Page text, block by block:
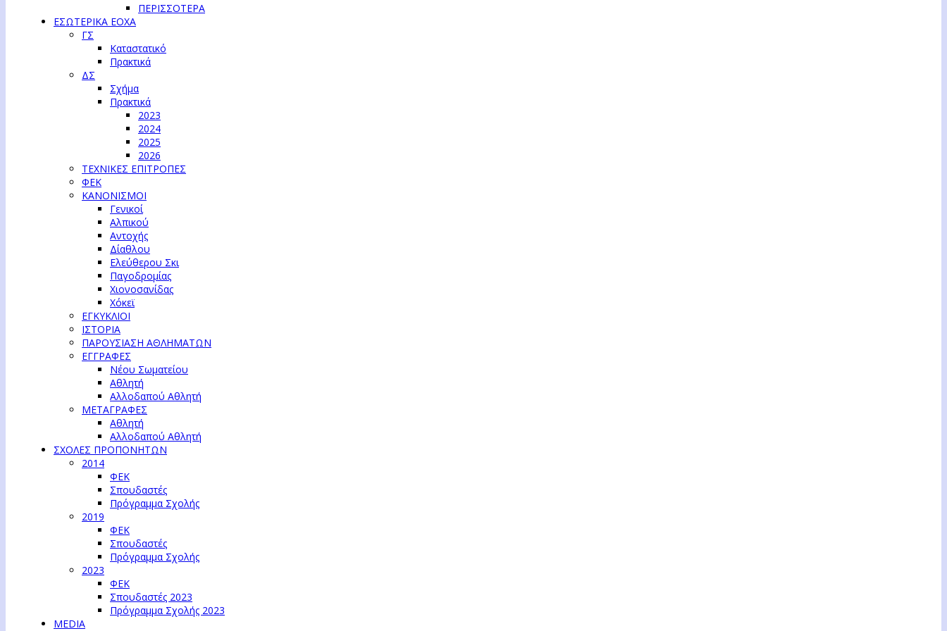
ΠΕΡΙΣΣΟΤΕΡΑ
ΕΣΩΤΕΡΙΚΑ ΕΟΧΑ
ΓΣ
Καταστατικό
Πρακτικά
ΔΣ
Σχήμα
Πρακτικά
2023
2024
2025
2026
ΤΕΧΝΙΚΕΣ ΕΠΙΤΡΟΠΕΣ
ΦΕΚ
ΚΑΝΟΝΙΣΜΟΙ
Γενικοί
Αλπικού
Αντοχής
Δίαθλου
Ελεύθερου Σκι
Παγοδρομίας
Χιονοσανίδας
Χόκεϊ
ΕΓΚΥΚΛΙΟΙ
ΙΣΤΟΡΙΑ
ΠΑΡΟΥΣΙΑΣΗ ΑΘΛΗΜΑΤΩΝ
ΕΓΓΡΑΦΕΣ
Νέου Σωματείου
Αθλητή
Αλλοδαπού Αθλητή
ΜΕΤΑΓΡΑΦΕΣ
Αθλητή
Αλλοδαπού Αθλητή
ΣΧΟΛΕΣ ΠΡΟΠΟΝΗΤΩΝ
2014
ΦΕΚ
Σπουδαστές
Πρόγραμμα Σχολής
2019
ΦΕΚ
Σπουδαστές
Πρόγραμμα Σχολής
2023
ΦΕΚ
Σπουδαστές 2023
Πρόγραμμα Σχολής 2023
MEDIA